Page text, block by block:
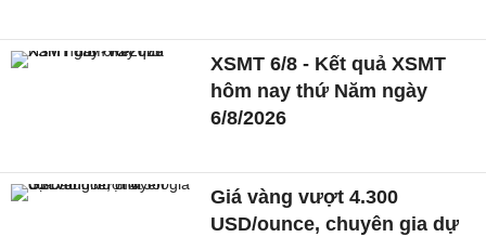
XSMT 6/8 - Kết quả XSMT
hôm nay thứ Năm ngày
6/8/2026
Giá vàng vượt 4.300
USD/ounce, chuyên gia dự